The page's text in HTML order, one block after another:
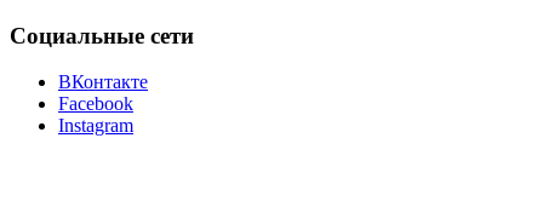
Социальные сети
ВКонтакте
Facebook
Instagram